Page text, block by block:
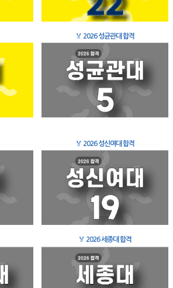
🏅 2026 성균관대 합격
🏅 2026 성신여대 합격
🏅 2026 세종대 합격